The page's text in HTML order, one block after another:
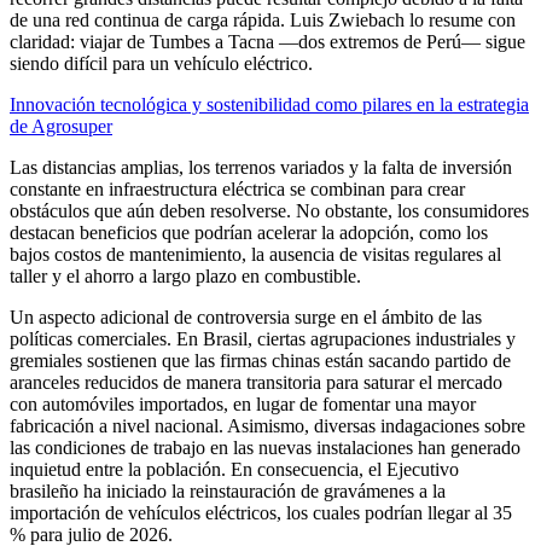
de una red continua de carga rápida. Luis Zwiebach lo resume con
claridad: viajar de Tumbes a Tacna —dos extremos de Perú— sigue
siendo difícil para un vehículo eléctrico.
Innovación tecnológica y sostenibilidad como pilares en la estrategia
de Agrosuper
Las distancias amplias, los terrenos variados y la falta de inversión
constante en infraestructura eléctrica se combinan para crear
obstáculos que aún deben resolverse. No obstante, los consumidores
destacan beneficios que podrían acelerar la adopción, como los
bajos costos de mantenimiento, la ausencia de visitas regulares al
taller y el ahorro a largo plazo en combustible.
Un aspecto adicional de controversia surge en el ámbito de las
políticas comerciales. En Brasil, ciertas agrupaciones industriales y
gremiales sostienen que las firmas chinas están sacando partido de
aranceles reducidos de manera transitoria para saturar el mercado
con automóviles importados, en lugar de fomentar una mayor
fabricación a nivel nacional. Asimismo, diversas indagaciones sobre
las condiciones de trabajo en las nuevas instalaciones han generado
inquietud entre la población. En consecuencia, el Ejecutivo
brasileño ha iniciado la reinstauración de gravámenes a la
importación de vehículos eléctricos, los cuales podrían llegar al 35
% para julio de 2026.